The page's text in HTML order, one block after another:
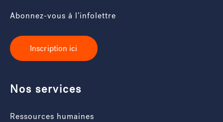
Nos services
Ressources humaines
Abonnez-vous à l’infolettre
Inscription ici